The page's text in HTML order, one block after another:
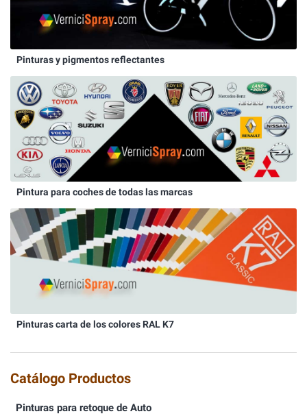
Pinturas y pigmentos reflectantes
Pintura para coches de todas las marcas
Pinturas carta de los colores RAL K7
Catálogo Productos
Pinturas para retoque de Auto